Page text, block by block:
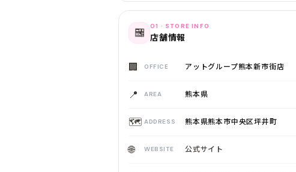
🏪 01 · STORE INFO
店舗情報
🏢 OFFICE アットグループ熊本新市街店
📍 AREA 熊本県
🗺️ ADDRESS 熊本県熊本市中央区坪井町
🌐 WEBSITE 公式サイト